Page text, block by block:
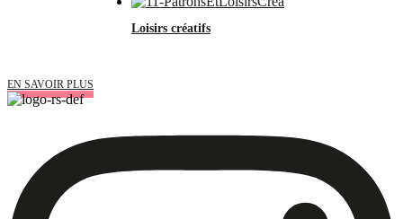
Loisirs créatifs
EN SAVOIR PLUS